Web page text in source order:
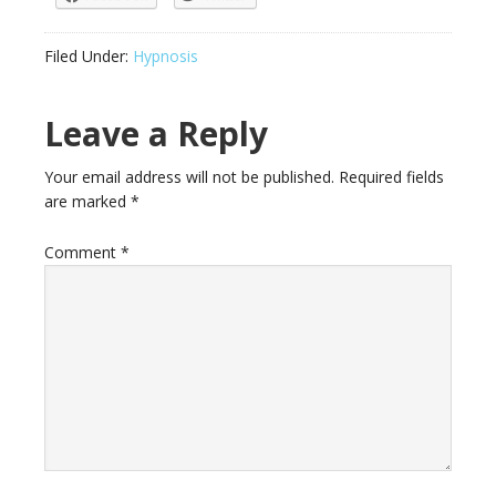
Filed Under: Hypnosis
Leave a Reply
Your email address will not be published. Required fields
are marked *
Comment *